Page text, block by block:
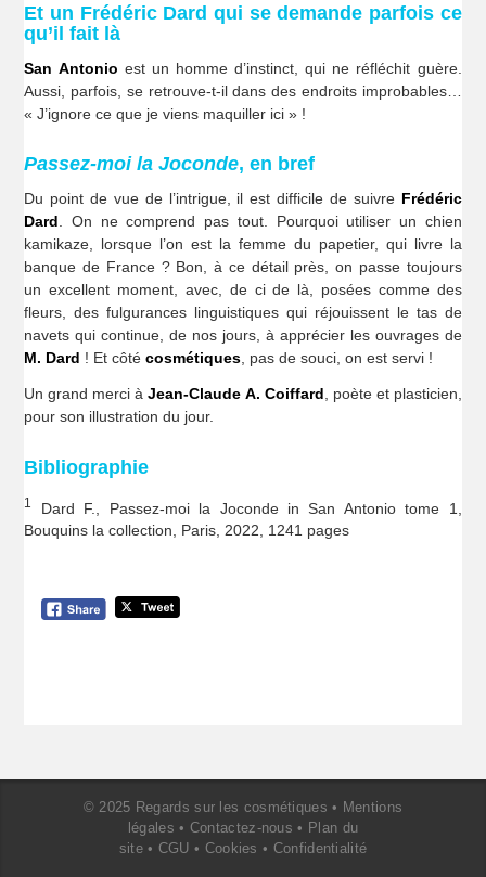
Et un Frédéric Dard qui se demande parfois ce
qu’il fait là
San Antonio est un homme d’instinct, qui ne réfléchit guère.
Aussi, parfois, se retrouve-t-il dans des endroits improbables…
« J’ignore ce que je viens maquiller ici » !
Passez-moi la Joconde, en bref
Du point de vue de l’intrigue, il est difficile de suivre Frédéric
Dard. On ne comprend pas tout. Pourquoi utiliser un chien
kamikaze, lorsque l’on est la femme du papetier, qui livre la
banque de France ? Bon, à ce détail près, on passe toujours
un excellent moment, avec, de ci de là, posées comme des
fleurs, des fulgurances linguistiques qui réjouissent le tas de
navets qui continue, de nos jours, à apprécier les ouvrages de
M. Dard ! Et côtécosmétiques, pas de souci, on est servi !
Un grand merci à Jean-Claude A. Coiffard, poète et plasticien,
pour son illustration du jour.
Bibliographie
1
Dard F., Passez-moi la Joconde in San Antonio tome 1,
Bouquins la collection, Paris, 2022, 1241 pages
© 2025 Regards sur les cosmétiques • Mentions
légales • Contactez-nous • Plan du
site• CGU • Cookies • Confidentialité